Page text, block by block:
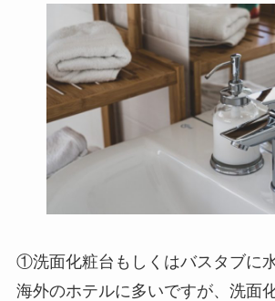
①洗面化粧台もしくはバスタブに
海外のホテルに多いですが、洗面